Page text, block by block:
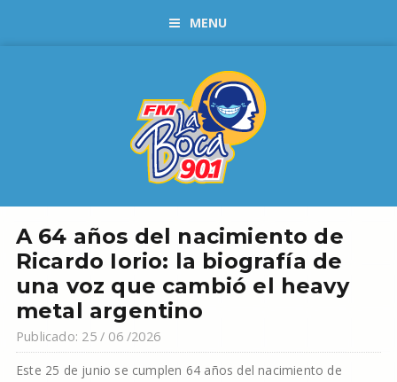
MENU
A 64 años del nacimiento de
Ricardo Iorio: la biografía de
una voz que cambió el heavy
metal argentino
Publicado: 25 / 06 /2026
Este 25 de junio se cumplen 64 años del nacimiento de